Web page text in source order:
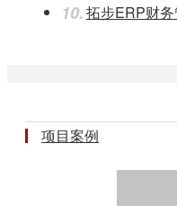
10.拓步ERP财
项目案例